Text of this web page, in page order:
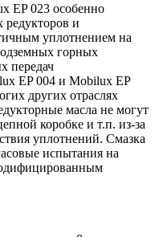
EP 023 особенно
и
уплотнением на
горных
передач
EP 004 и Mobilux EP
других отраслях
масла не могут
коробке и т.п. из-за
уплотнений. Смазка
испытания на